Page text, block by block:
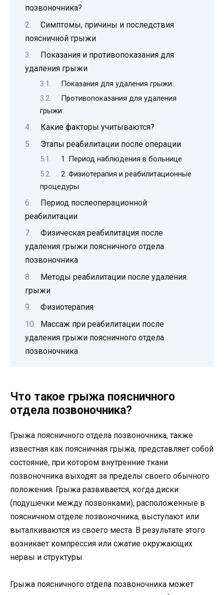
позвоночника?
Симптомы, причины и последствия
поясничной грыжи
Показания и противопоказания для
удаления грыжи
Показания для удаления грыжи:
Противопоказания для удаления
грыжи:
Какие факторы учитываются?
Этапы реабилитации после операции
1. Период наблюдения в больнице
2. Физиотерапия и реабилитационные
процедуры
Период послеоперационной
реабилитации
Физическая реабилитация после
удаления грыжи поясничного отдела
позвоночника
Методы реабилитации после удаления
грыжи
Физиотерапия
Массаж при реабилитации после
удаления грыжи поясничного отдела
позвоночника
Что такое грыжа поясничного
отдела позвоночника?
Грыжа поясничного отдела позвоночника, также
известная как поясничная грыжа, представляет собой
состояние, при котором внутренние ткани
позвоночника выходят за пределы своего обычного
положения. Грыжа развивается, когда диски
(подушечки между позвонками), расположенные в
поясничном отделе позвоночника, выступают или
выталкиваются из своего места. В результате этого
возникает компрессия или сжатие окружающих
нервы и структуры.
Грыжа поясничного отдела позвоночника может